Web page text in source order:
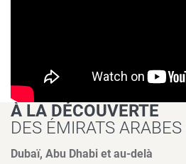
À LA DÉCOUVERTE
DES ÉMIRATS
Dubaï, Abu Dhabi et au-delà